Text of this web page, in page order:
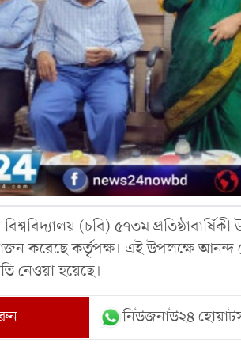
বিশ্ববিদ্যালয় (চবি) ৫৭তম
করেছে কর্তৃপক্ষ। এই উপলক্ষে আনন্দ
নেওয়া হয়েছে।
নিউজনাউ২৪